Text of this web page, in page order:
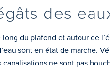
des
long du plafond et autour de
sont en état de marche.
ne sont pas